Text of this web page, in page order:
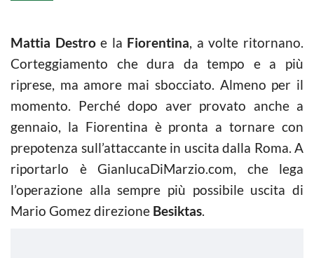
Mattia Destroe la Fiorentina, a volte ritornano.
Corteggiamento che dura da tempo e a più
riprese, ma amore mai sbocciato. Almeno per il
momento. Perché dopo aver provato anche a
gennaio, la Fiorentina è pronta a tornare con
prepotenza sull’attaccante in uscita dalla Roma. A
riportarlo è GianlucaDiMarzio.com, che lega
l’operazione alla sempre più possibile uscita di
Mario Gomez direzione Besiktas.